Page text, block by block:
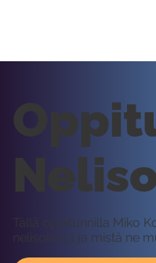
Tällä oppitunnilla Miko
nelisoinnut ja mistä ne